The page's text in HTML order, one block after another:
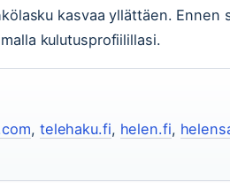
kasvaa yllättäen.
kulutusprofiilillasi.
, telehaku.fi, helen.fi,